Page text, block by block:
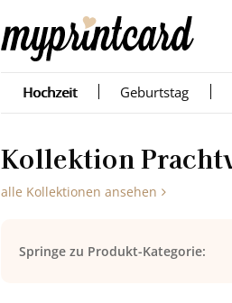
Hochzeit Geburtstag
Kol­lek­ti­on
alle Kollektionen ansehen
Springe zu Produkt-Kategorie: